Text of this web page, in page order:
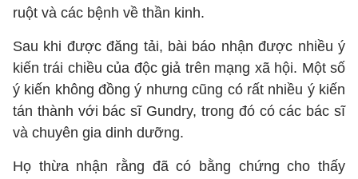
ruột và các bệnh về thần kinh.
Sau khi được đăng tải, bài báo nhận được nhiều ý
kiến trái chiều của độc giả trên mạng xã hội. Một số
ý kiến không đồng ý nhưng cũng có rất nhiều ý kiến
tán thành với bác sĩ Gundry, trong đó có các bác sĩ
và chuyên gia dinh dưỡng.
Họ thừa nhận rằng đã có bằng chứng cho thấy